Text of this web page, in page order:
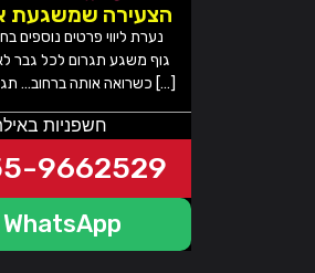
הצעירה שמשגעת
נערת ליווי פרטים נוספים
גוף משגע תגרום לכל גבר
כשרואה אותה ברחוב… תגיע אליך למלון […]
חשפניות
9662529
WhatsApp